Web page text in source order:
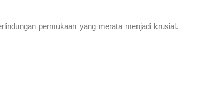
permukaan yang merata menjadi krusial.